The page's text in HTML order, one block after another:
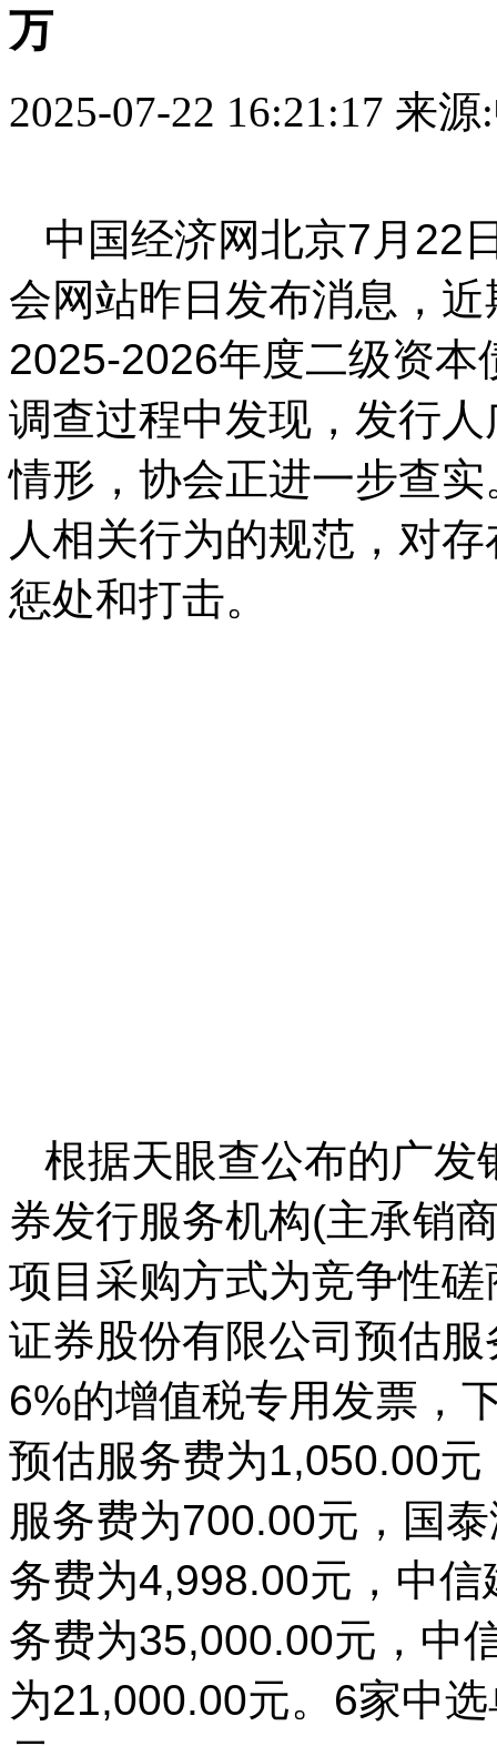
万
2025-07-22 16:21:17 来源
中国经济网北京7月22
会网站昨日发布消息，
2025-2026年度二级资
调查过程中发现，发行
情形，协会正进一步查
人相关行为的规范，对
惩处和打击。
根据天眼查公布的广
券发行服务机构(主承销
项目采购方式为竞争性
证券股份有限公司预估
6%的增值税专用发票，
预估服务费为1,050.00
服务费为700.00元，国
务费为4,998.00元，中
务费为35,000.00元，中
为21,000.00元。6家中